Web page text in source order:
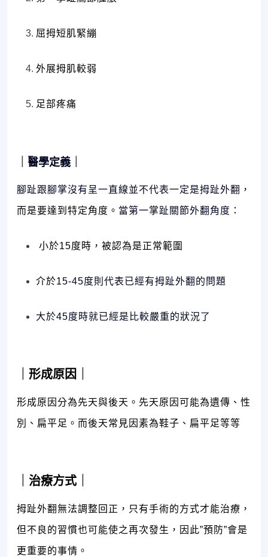
屈拇短肌緊繃
外展拇肌較弱
足部疼痛
醫學定義
腳趾跟腳掌沒有呈一直線並不代表一定是拇趾外翻 ，
而是要達到特定角度。 當第一掌趾關節外翻角度：
小於15度時，被認為是正常範圍
介於15-45度則代表已經有拇趾外翻的問題
大於45度時就已經是比較嚴重的狀況了
形成原因
形成原因分為先天與後天。 先天原因可能為遺傳、性
別、扁平足。而後天常見因素為鞋子、扁平足等等
治療方式｜
拇趾外翻無法調整回正，只有手術的方式才能治療，
但不良的習慣也可能使之再次發生，因此”預防”會是
更重要的事情。